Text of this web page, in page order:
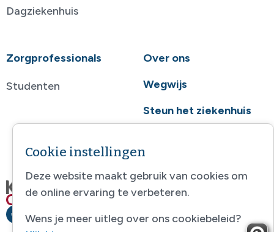
Dagziekenhuis
Zorgprofessionals
Studenten
Over ons
Wegwijs
Steun het ziekenhuis
Cookie instellingen
Deze website maakt gebruik van cookies om
de online ervaring te verbeteren.
Wens je meer uitleg over ons cookiebeleid?